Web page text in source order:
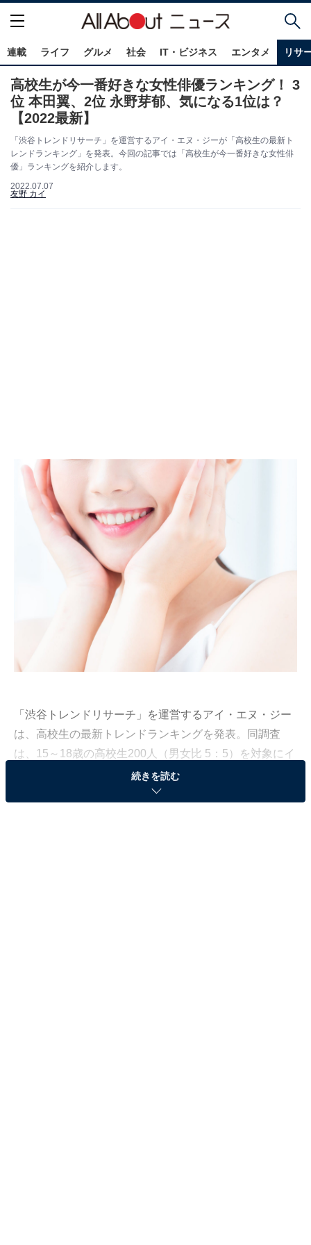
連載 ライフ グルメ 社会 IT・ビジネス エンタメ リサ
高校生が今一番好きな女性俳優ランキング！ 3
位 本田翼、2位 永野芽郁、気になる1位は？
【2022最新】
「渋谷トレンドリサーチ」を運営するアイ・エヌ・ジーが「高校生の最新ト
レンドランキング」を発表。今回の記事では「高校生が今一番好きな女性俳
優」ランキングを紹介します。
2022.07.07
友野 カイ
「渋谷トレンドリサーチ」を運営するアイ・エヌ・ジー
は、高校生の最新トレンドランキングを発表。同調査
は、15～18歳の高校生200人（男女比 5：5）を対象にイ
ンターネット上で実施しました（調査期間：5月17日～6
月1日）。その中から今回は、「高校生が今一番好きな
続きを読む